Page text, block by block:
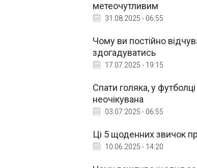
метеочутливим
31.08.2025 - 06:55
Чому ви постійно
здогадуватись
17.07.2025 - 19:15
Спати голяка, у
неочікувана
03.07.2025 - 06:55
Ці 5 щоденних звичок
10.06.2025 - 14:20